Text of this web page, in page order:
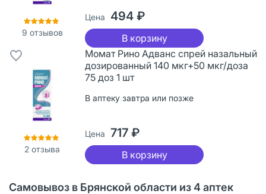
9 отзывов
Цена 494 ₽
В корзину
2 отзыва
Момат Рино Адванс спрей назальный
дозированный 140 мкг+50 мкг/доза
75 доз 1 шт
В аптеку завтра или позже
Цена 717 ₽
В корзину
Самовывоз в Брянской области из 4 аптек